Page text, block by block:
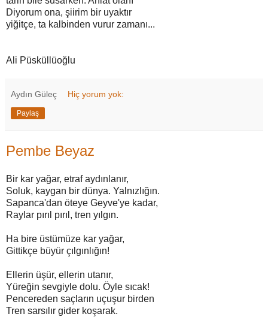
Diyorum ona, şiirim bir uyaktır
yiğitçe, ta kalbinden vurur zamanı...
Ali Püsküllüoğlu
Aydın Güleç Hiç yorum yok:
Paylaş
Pembe Beyaz
Bir kar yağar, etraf aydınlanır,
Soluk, kaygan bir dünya. Yalnızlığın.
Sapanca'dan öteye Geyve'ye kadar,
Raylar pırıl pırıl, tren yılgın.
Ha bire üstümüze kar yağar,
Gittikçe büyür çılgınlığın!
Ellerin üşür, ellerin utanır,
Yüreğin sevgiyle dolu. Öyle sıcak!
Pencereden saçların uçuşur birden
Tren sarsılır gider koşarak.